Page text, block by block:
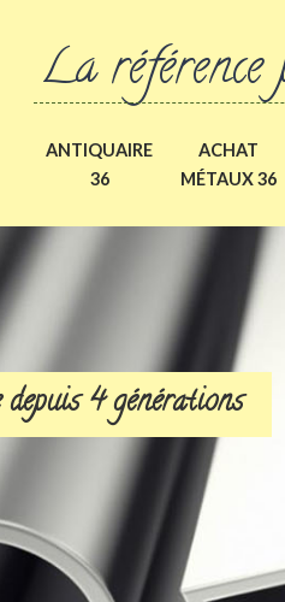
La
ANTIQUAIRE
36
ACHAT
MÉTAUX 36
4 générations